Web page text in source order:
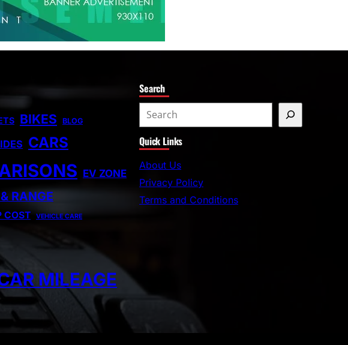
BIKES BLOG
CARS
EV ZONE
RANGE
COST VEHICLE CARE
MILEAGE
Search
Quick Links
About Us
Privacy Policy
Terms and Conditions